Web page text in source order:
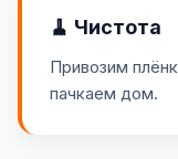
🧹 Чистота
Привозим
пачкаем дом.